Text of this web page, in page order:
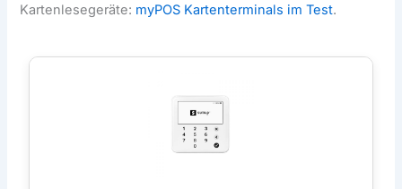
Kartenlesegeräte: myPOS Kartenterminals im Test.